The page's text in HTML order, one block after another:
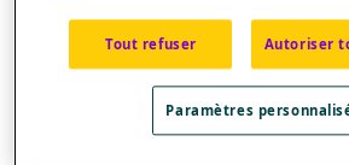
Tout refuser Autoriser
Paramètres